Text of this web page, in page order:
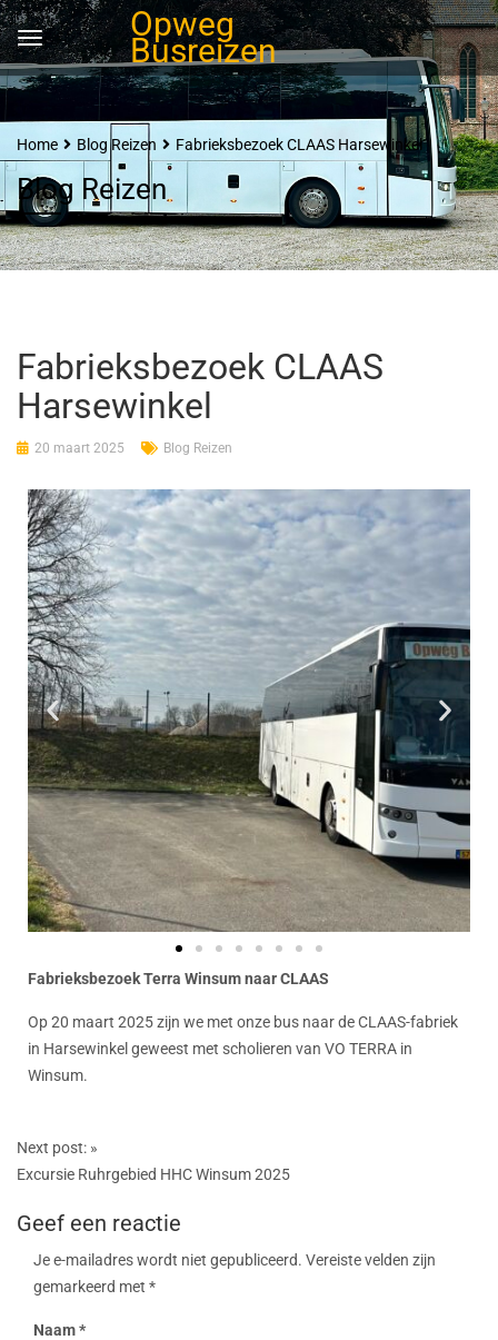
Opweg
Busreizen
Home Blog Reizen Fabrieksbezoek CLAAS Harsewinkel
Blog Reizen
Fabrieksbezoek CLAAS
Harsewinkel
20 maart 2025 Blog Reizen
Fabrieksbezoek Terra Winsum naar CLAAS
Op 20 maart 2025 zijn we met onze bus naar de CLAAS-fabriek
in Harsewinkel geweest met scholieren van VO TERRA in
Winsum.
Next post: »
Excursie Ruhrgebied HHC Winsum 2025
Geef een reactie
Je e-mailadres wordt niet gepubliceerd. Vereiste velden zijn
gemarkeerd met *
Naam*